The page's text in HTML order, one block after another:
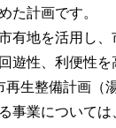
た計画です。
有地を活用し、
遊性、利便性
生整備計画（
事業について